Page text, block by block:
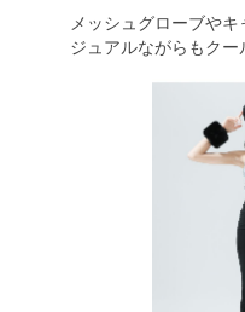
メッシュグローブや
ジュアルながらもクー